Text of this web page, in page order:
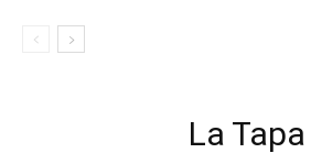
La Tapa